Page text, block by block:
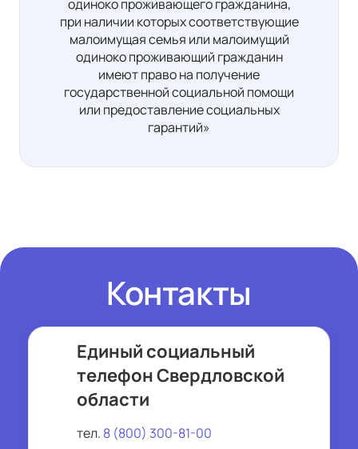
одиноко проживающего гражданина,
при наличии которых соответствующие
малоимущая семья или малоимущий
одиноко проживающий гражданин
имеют право на получение
государственной социальной помощи
или предоставление социальных
гарантий»
Контакты
Единый социальный
телефон Свердловской
области
тел. 8 (800) 300-81-00